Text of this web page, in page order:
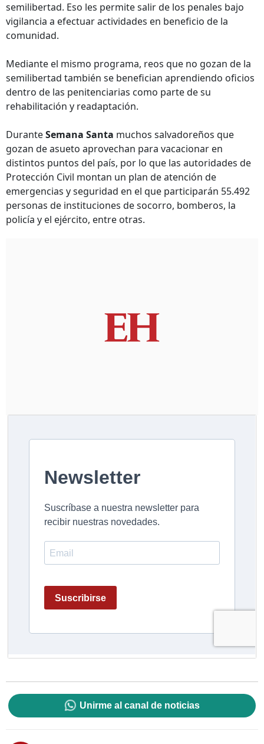
semilibertad. Eso les permite salir de los penales bajo
vigilancia a efectuar actividades en beneficio de la
comunidad.
Mediante el mismo programa, reos que no gozan de la
semilibertad también se benefician aprendiendo oficios
dentro de las penitenciarias como parte de su
rehabilitación y readaptación.
DuranteSemana Santa muchos salvadoreños que
gozan de asueto aprovechan para vacacionar en
distintos puntos del país, por lo que las autoridades de
Protección Civil montan un plan de atención de
emergencias y seguridad en el que participarán 55.492
personas de instituciones de socorro, bomberos, la
policía y el ejército, entre otras.
Unirme al canal de noticias